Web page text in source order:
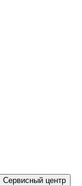
Сервисный центр